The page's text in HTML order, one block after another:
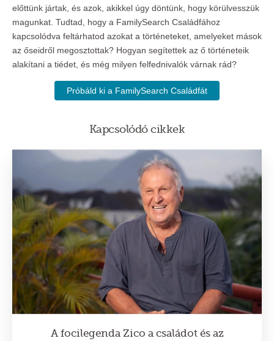
előttünk jártak, és azok, akikkel úgy döntünk, hogy körülvesszük
magunkat. Tudtad, hogy a FamilySearch Családfához
kapcsolódva feltárhatod azokat a történeteket, amelyeket mások
az őseidről megosztottak? Hogyan segítettek az ő történeteik
alakítani a tiédet, és még milyen felfednivalók várnak rád?
Próbáld ki a FamilySearch Családfát
Kapcsolódó cikkek
A focilegenda Zico a családot és az